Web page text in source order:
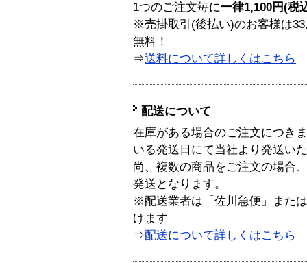
1つのご注文毎に一律1,100円(税
※売掛取引(後払い)のお客様は
無料！
⇒送料について詳しくはこちら
配送について
在庫がある場合のご注文につき
いる発送日にて当社より発送い
尚、複数の商品をご注文の場合
発送となります。
※配送業者は「佐川急便」また
けます
⇒配送について詳しくはこちら